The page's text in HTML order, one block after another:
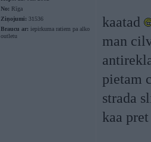
No: Rīga
Ziņojumi: 31536
Braucu ar: iepirkuma ratiem pa alko
outletu
kaatad
man
pietam
strada
kaa